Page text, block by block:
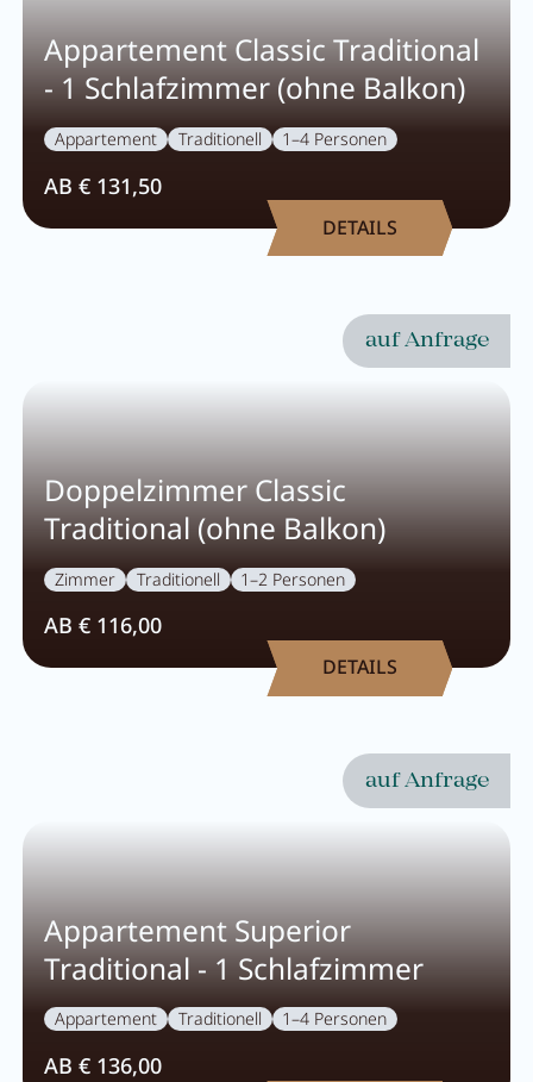
Appartement Classic Traditional
- 1 Schlafzimmer (ohne Balkon)
Appartement Traditionell 1–4 Personen
AB € 131,50
DETAILS
Doppelzimmer Classic
Traditional (ohne Balkon)
auf Anfrage
Zimmer Traditionell 1–2 Personen
AB € 116,00
DETAILS
Appartement Superior
Traditional - 1 Schlafzimmer
auf Anfrage
Appartement Traditionell 1–4 Personen
AB € 136,00